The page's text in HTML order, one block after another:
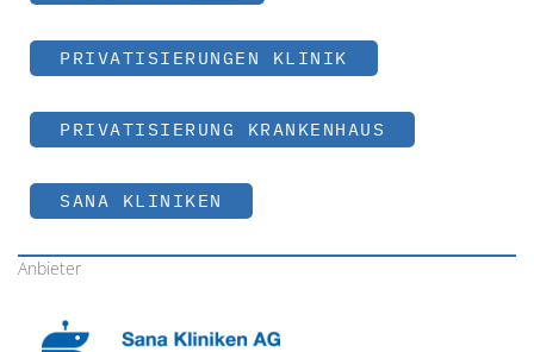
PRIVATISIERUNGEN KLINIK
PRIVATISIERUNG KRANKENHAUS
SANA KLINIKEN
Anbieter